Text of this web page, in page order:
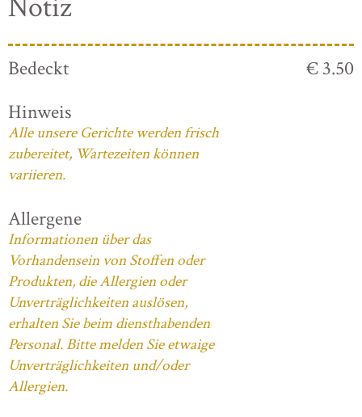
Notiz
Bedeckt
€ 3.50
Hinweis
Alle unsere Gerichte werden frisch
zubereitet, Wartezeiten können
variieren.
Allergene
Informationen über das
Vorhandensein von Stoffen oder
Produkten, die Allergien oder
Unverträglichkeiten auslösen,
erhalten Sie beim diensthabenden
Personal. Bitte melden Sie etwaige
Unverträglichkeiten und/oder
Allergien.